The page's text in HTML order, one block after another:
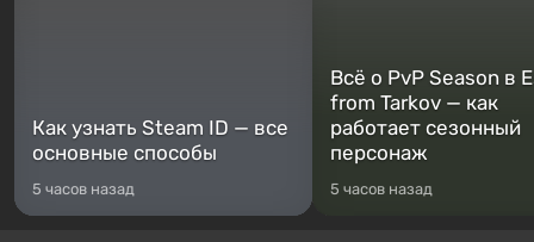
Как узнать Steam ID — все
основные способы
5 часов назад
Всё о PvP Season в
from Tarkov — как
работает сезонный
персонаж
5 часов назад